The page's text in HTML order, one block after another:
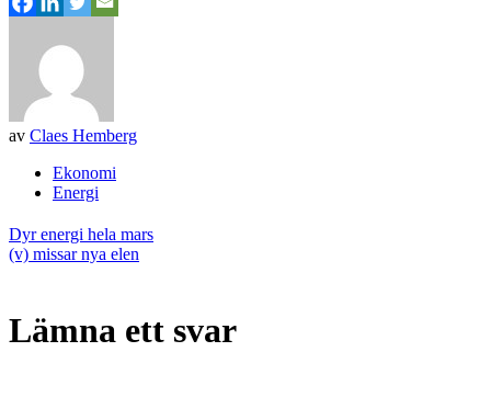
av Claes Hemberg
Ekonomi
Energi
Inläggsnavigering
Dyr energi hela mars
(v) missar nya elen
Lämna ett svar